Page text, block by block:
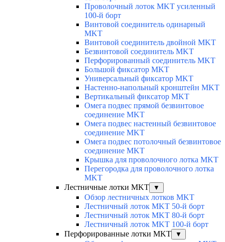
Проволочный лоток MKT усиленный
100-й борт
Винтовой соединитель одинарный
MKT
Винтовой соединитель двойной MKT
Безвинтовой соединитель MKT
Перфорированный соединитель MKT
Большой фиксатор MKT
Универсальный фиксатор MKT
Настенно-напольный кронштейн MKT
Вертикальный фиксатор MKT
Омега подвес прямой безвинтовое
соединение MKT
Омега подвес настенный безвинтовое
соединение MKT
Омега подвес потолочный безвинтовое
соединение MKT
Крышка для проволочного лотка MKT
Перегородка для проволочного лотка
MKT
Лестничные лотки MKT
▼
Обзор лестничных лотков MKT
Лестничный лоток MKT 50-й борт
Лестничный лоток MKT 80-й борт
Лестничный лоток MKT 100-й борт
Перфорированные лотки MKT
▼